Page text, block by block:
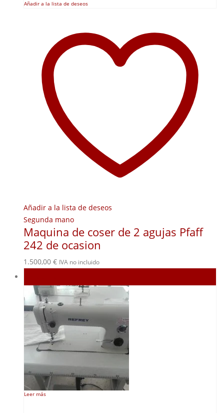
Añadir a la lista de deseos
Añadir a la lista de deseos
Segunda mano
Maquina de coser de 2 agujas Pfaff
242 de ocasion
1.500,00 € IVA no incluido
Leer más